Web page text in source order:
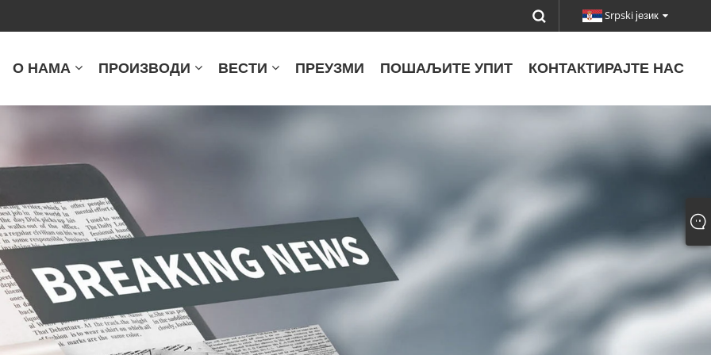
Srpski језик
О НАМА ПРОИЗВОДИ ВЕСТИ ПРЕУЗМИ ПОШАЉИТЕ УПИТ КОНТАКТИРАЈТЕ НАС